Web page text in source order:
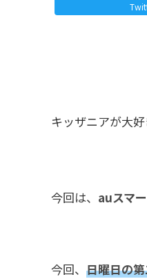
キッザニアが大
今回は、 auスマ
今回、 日曜日の